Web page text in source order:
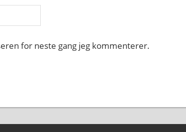
for neste gang jeg kommenterer.